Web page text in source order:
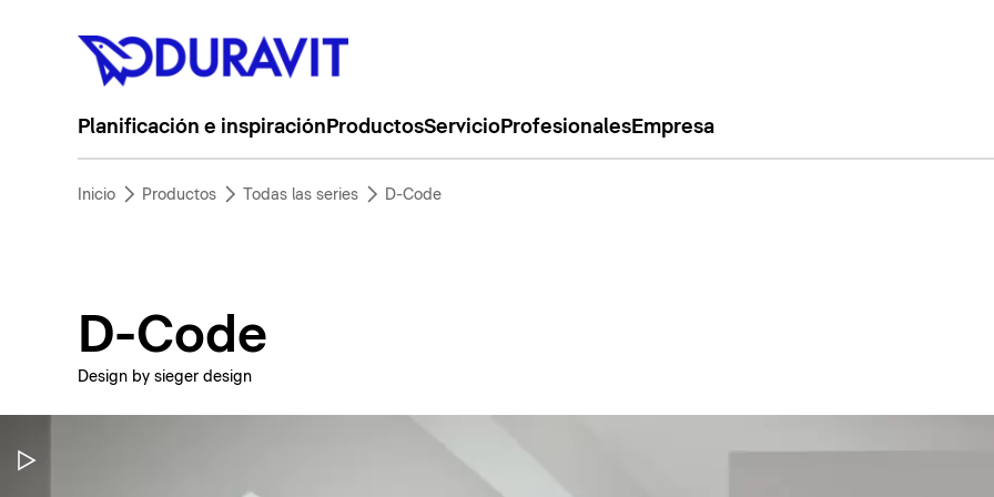
Planificación e inspiración ProductosServicioProfesionalesEmpresa
Inicio Productos Todas las series D-Code
D-Code
Design by sieger design
Pausar vídeo